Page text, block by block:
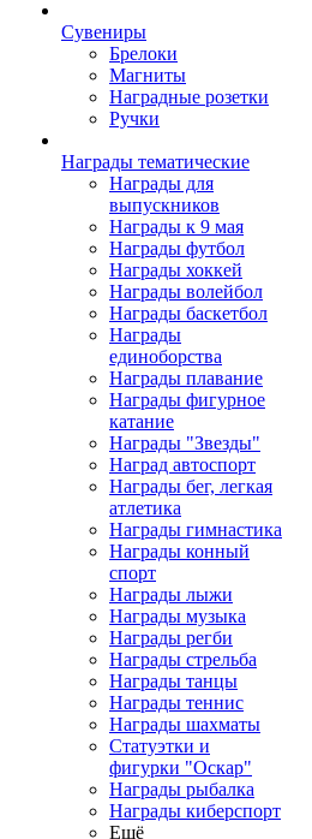
Сувениры
Брелоки
Магниты
Наградные розетки
Ручки
Награды тематические
Награды для
выпускников
Награды к 9 мая
Награды футбол
Награды хоккей
Награды волейбол
Награды баскетбол
Награды
единоборства
Награды плавание
Награды фигурное
катание
Награды "Звезды"
Наград автоспорт
Награды бег, легкая
атлетика
Награды гимнастика
Награды конный
спорт
Награды лыжи
Награды музыка
Награды регби
Награды стрельба
Награды танцы
Награды теннис
Награды шахматы
Статуэтки и
фигурки "Оскар"
Награды рыбалка
Награды киберспорт
Ещё